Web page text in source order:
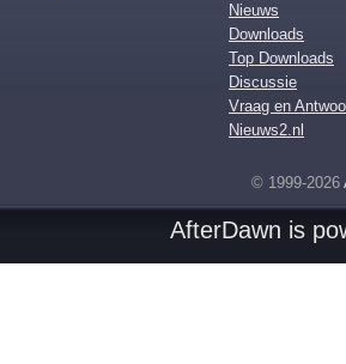
Nieuws
Downloads
Top Downloads
Discussie
Vraag en
Nieuws2.nl
© 1999-2026
AfterDawn is